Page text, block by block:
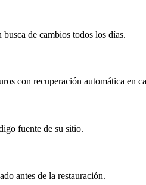
de cambios todos los días.
con recuperación automática en
fuente de su sitio.
antes de la restauración.